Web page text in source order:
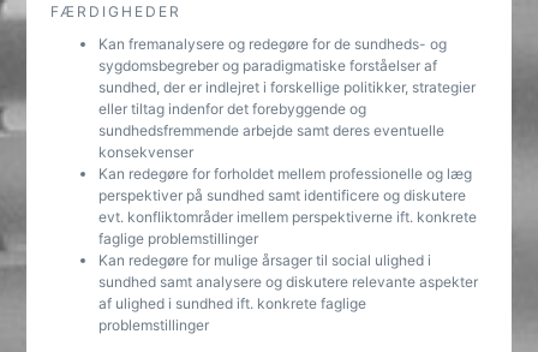
FÆRDIGHEDER
Kan fremanalysere og redegøre for de sundheds- og
sygdomsbegreber og paradigmatiske forståelser af
sundhed, der er indlejret i forskellige politikker, strategier
eller tiltag indenfor det forebyggende og
sundhedsfremmende arbejde samt deres eventuelle
konsekvenser
Kan redegøre for forholdet mellem professionelle og læg
perspektiver på sundhed samt identificere og diskutere
evt. konfliktområder imellem perspektiverne ift. konkrete
faglige problemstillinger
Kan redegøre for mulige årsager til social ulighed i
sundhed samt analysere og diskutere relevante aspekter
af ulighed i sundhed ift. konkrete faglige
problemstillinger